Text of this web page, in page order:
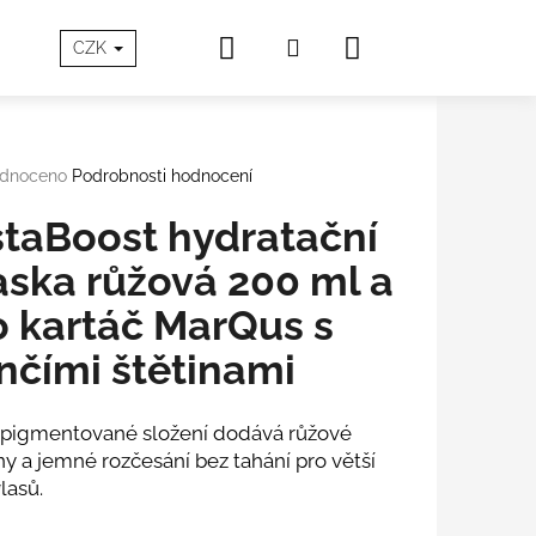
PÉČE O Aloxxi®
CZK HledatPřihlášení
Podrobnosti hodnocení
hydratační
růžová 200 ml a
kartáč MarQus s
štětinami
složení dodává růžové
a jemné rozčesání bez tahání pro větší